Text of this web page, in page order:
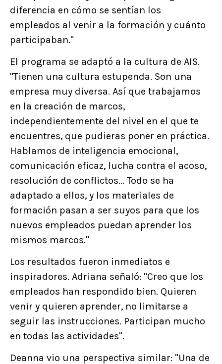
diferencia en cómo se sentían los
empleados al venir a la formación y cuánto
participaban."
El programa se adaptó a la cultura de AIS.
"Tienen una cultura estupenda. Son una
empresa muy diversa. Así que trabajamos
en la creación de marcos,
independientemente del nivel en el que te
encuentres, que pudieras poner en práctica.
Hablamos de inteligencia emocional,
comunicación eficaz, lucha contra el acoso,
resolución de conflictos... Todo se ha
adaptado a ellos, y los materiales de
formación pasan a ser suyos para que los
nuevos empleados puedan aprender los
mismos marcos."
Los resultados fueron inmediatos e
inspiradores. Adriana señaló: "Creo que los
empleados han respondido bien. Quieren
venir y quieren aprender, no limitarse a
seguir las instrucciones. Participan mucho
en todas las actividades".
Deanna vio una perspectiva similar: "Una de